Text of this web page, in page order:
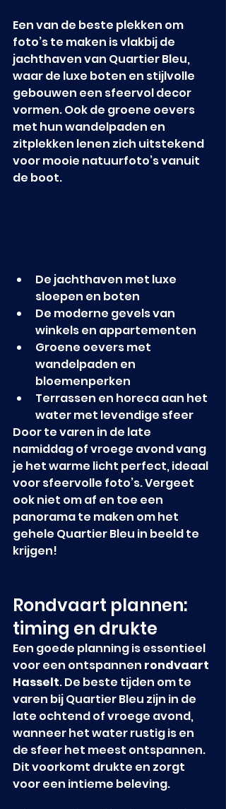
Een van de beste plekken om
foto’s te maken is vlakbij de
jachthaven van Quartier Bleu,
waar de luxe boten en stijlvolle
gebouwen een sfeervol decor
vormen. Ook de groene oevers
met hun wandelpaden en
zitplekken lenen zich uitstekend
voor mooie natuurfoto’s vanuit
de boot.
De jachthaven met luxe
sloepen en boten
De moderne gevels van
winkels en appartementen
Groene oevers met
wandelpaden en
bloemenperken
Terrassen en horeca aan het
water met levendige sfeer
Door te varen in de late
namiddag of vroege avond vang
je het warme licht perfect, ideaal
voor sfeervolle foto’s. Vergeet
ook niet om af en toe een
panorama te maken om het
gehele Quartier Bleu in beeld te
krijgen!
Rondvaart plannen:
timing en drukte
Een goede planning is essentieel
voor een ontspannen rondvaart
Hasselt. De beste tijden om te
varen bij Quartier Bleu zijn in de
late ochtend of vroege avond,
wanneer het water rustig is en
de sfeer het meest ontspannen.
Dit voorkomt drukte en zorgt
voor een intieme beleving.